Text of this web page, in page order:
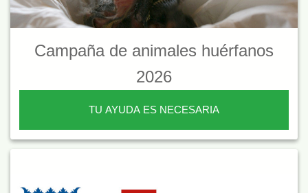
Campaña de animales huérfanos
2026
TU AYUDA ES NECESARIA